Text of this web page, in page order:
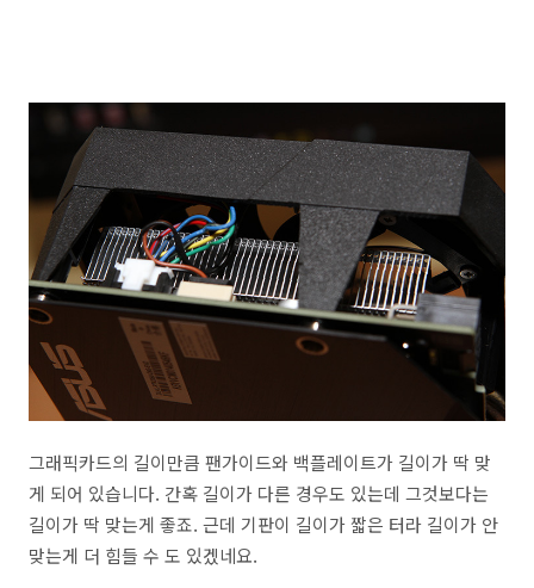
그래픽카드의 길이만큼 팬가이드와 백플레이트가 길이가 딱 맞
게 되어 있습니다. 간혹 길이가 다른 경우도 있는데 그것보다는
길이가 딱 맞는게 좋죠. 근데 기판이 길이가 짧은 터라 길이가 안
맞는게 더 힘들 수 도 있겠네요.